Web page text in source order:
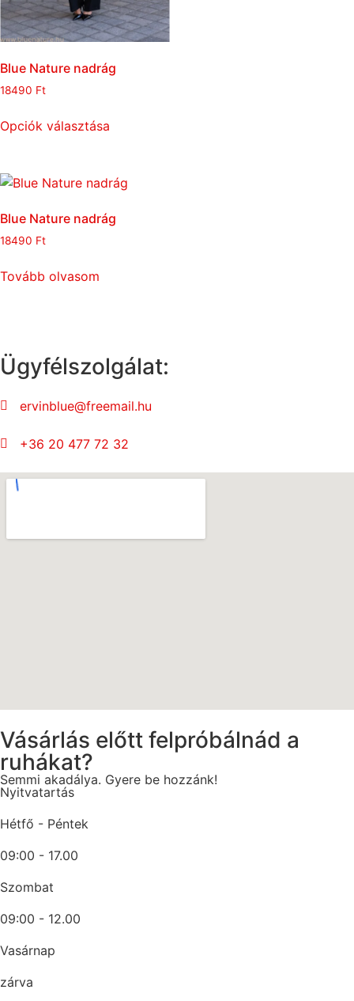
Blue Nature nadrág
18490 Ft
Opciók választása
Blue Nature nadrág
18490 Ft
Tovább olvasom
Ügyfélszolgálat:
ervinblue@freemail.hu
+36 20 477 72 32
Vásárlás előtt felpróbálnád a
ruhákat?
Semmi akadálya. Gyere be hozzánk!
Nyitvatartás
Hétfő - Péntek
09:00 - 17.00
Szombat
09:00 - 12.00
Vasárnap
zárva